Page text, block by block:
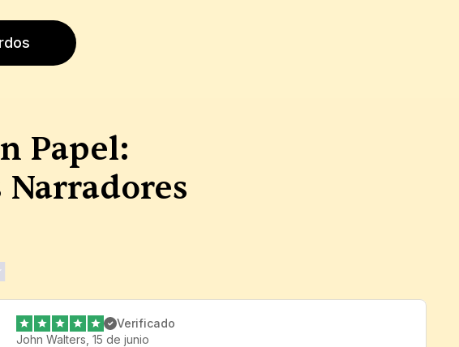
Papel:
Verificado
John Walters, 15 de junio